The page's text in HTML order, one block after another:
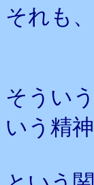
それも
そうい
いう精